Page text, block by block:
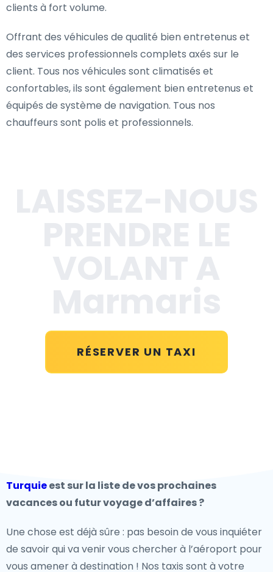
clients à fort volume.
Offrant des véhicules de qualité bien entretenus et
des services professionnels complets axés sur le
client. Tous nos véhicules sont climatisés et
confortables, ils sont également bien entretenus et
équipés de système de navigation. Tous nos
chauffeurs sont polis et professionnels.
RÉSERVER UN TAXI
Turquieest sur la liste de vos prochaines
vacances ou futur voyage d’affaires ?
Une chose est déjà sûre : pas besoin de vous inquiéter
de savoir qui va venir vous chercher à l’aéroport pour
vous amener à destination ! Nos taxis sont à votre